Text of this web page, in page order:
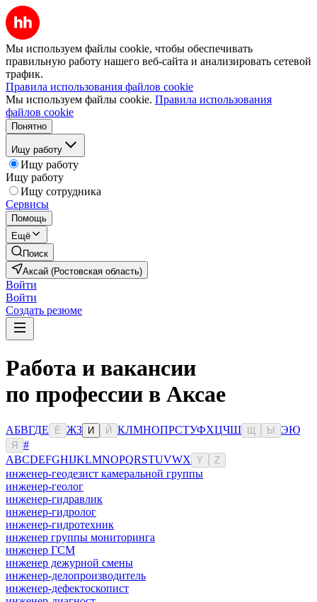
Мы используем файлы cookie, чтобы обеспечивать
правильную работу нашего веб-сайта и анализировать сетевой
трафик.
Правила использования файлов cookie
Мы используем файлы cookie. Правила использования
файлов cookie
Понятно
Ищу работу
Ищу работу
Ищу работу
Ищу сотрудника
Сервисы
Помощь
Ещё
Поиск
Аксай (Ростовская область)
Войти
Войти
Создать резюме
Работа и вакансии
по профессии в Аксае
АБВГДЕ Ё ЖЗ И Й КЛМНОПРСТУФХЦЧШ Ы ЭЮ
Я
#
ABCDEFGHIJKLMNOPQRSTUVWX Y Z
инженер-геодезист камеральной группы
инженер-геолог
инженер-гидравлик
инженер-гидролог
инженер-гидротехник
инженер группы мониторинга
инженер ГСМ
инженер дежурной смены
инженер-делопроизводитель
инженер-дефектоскопист